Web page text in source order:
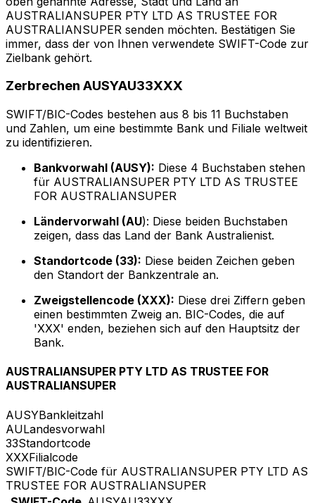
AUSTRALIANSUPER PTY LTD AS TRUSTEE FOR
AUSTRALIANSUPER senden möchten. Bestätigen Sie
immer, dass der von Ihnen verwendete SWIFT-Code zur
Zielbank gehört.
Zerbrechen AUSYAU33XXX
SWIFT/BIC-Codes bestehen aus 8 bis 11 Buchstaben
und Zahlen, um eine bestimmte Bank und Filiale weltweit
zu identifizieren.
Bankvorwahl (AUSY): Diese 4 Buchstaben stehen
für AUSTRALIANSUPER PTY LTD AS TRUSTEE
FOR AUSTRALIANSUPER
Ländervorwahl (AU): Diese beiden Buchstaben
zeigen, dass das Land der Bank Australienist.
Standortcode (33): Diese beiden Zeichen geben
den Standort der Bankzentrale an.
Zweigstellencode (XXX): Diese drei Ziffern geben
einen bestimmten Zweig an. BIC-Codes, die auf
'XXX' enden, beziehen sich auf den Hauptsitz der
Bank.
AUSTRALIANSUPER PTY LTD AS TRUSTEE FOR
AUSTRALIANSUPER
AUSYBankleitzahl
AULandesvorwahl
33Standortcode
XXXFilialcode
SWIFT/BIC-Code für AUSTRALIANSUPER PTY LTD AS
TRUSTEE FOR AUSTRALIANSUPER